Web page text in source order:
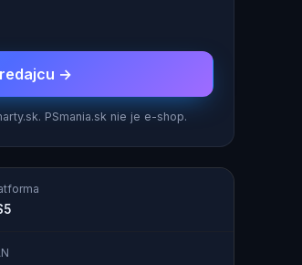
→
PSmania.sk nie je e-shop.